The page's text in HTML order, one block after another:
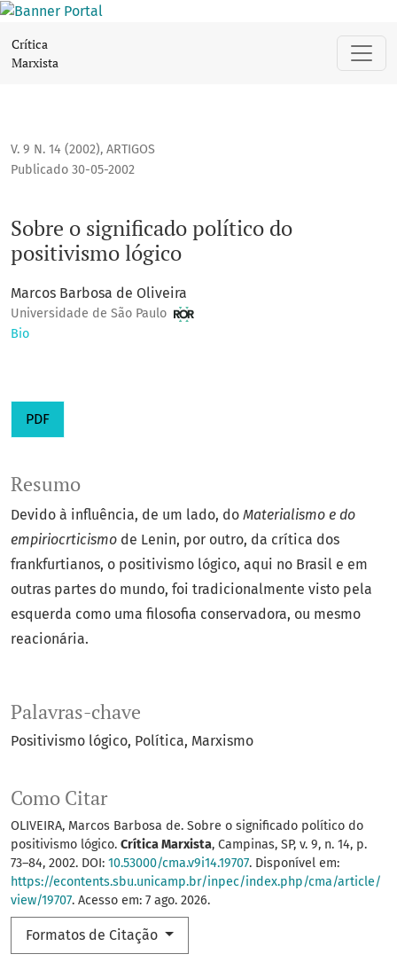
Crítica
Marxista
V. 9 N. 14 (2002), ARTIGOS
Sobre o significado político do
positivismo lógico
Publicado 30-05-2002
Marcos Barbosa de Oliveira
Universidade de São Paulo
Bio
PDF
Palavras-chave
Positivismo lógico Política Marxismo
Como Citar
OLIVEIRA, Marcos Barbosa de. Sobre o significado político do
positivismo lógico. Crítica Marxista, Campinas, SP, v. 9, n. 14, p.
73–84, 2002. DOI: 10.53000/cma.v9i14.19707. Disponível em:
https://econtents.sbu.unicamp.br/inpec/index.php/cma/article/
view/19707. Acesso em: 7 ago. 2026.
Formatos de Citação
Resumo
Devido à influência, de um lado, do Materialismo e do
empiriocrticismo de Lenin, por outro, da crítica dos
frankfurtianos, o positivismo lógico, aqui no Brasil e em
outras partes do mundo, foi tradicionalmente visto pela
esquerda como uma filosofia conservadora, ou mesmo
reacionária.